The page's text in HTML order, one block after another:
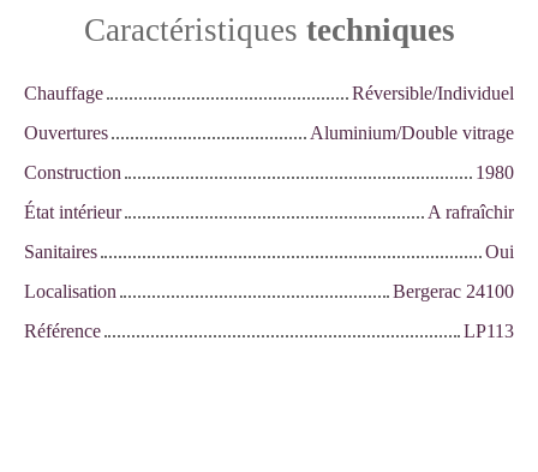
Caractéristiques techniques
Chauffage
Réversible/Individuel
Ouvertures
Aluminium/Double vitrage
Construction
1980
État intérieur
A rafraîchir
Sanitaires
Oui
Localisation
Bergerac 24100
Référence
LP113